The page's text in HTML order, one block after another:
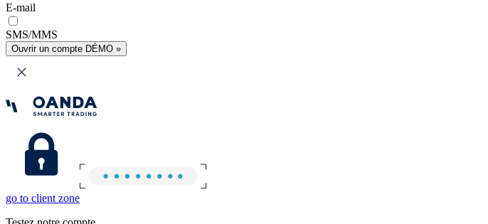
E-mail
SMS/MMS
Ouvrir un compte DÉMO »
go to client zone